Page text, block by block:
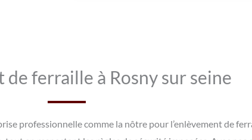
de ferraille à Rosny sur seine
professionnelle comme la nôtre pour l’enlèvement de